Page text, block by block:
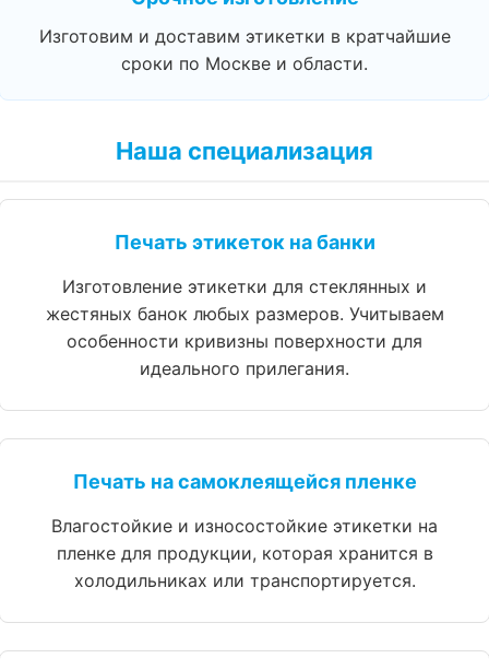
Изготовим и доставим этикетки в кратчайшие
сроки по Москве и области.
Наша специализация
Печать этикеток на банки
Изготовление этикетки для стеклянных и
жестяных банок любых размеров. Учитываем
особенности кривизны поверхности для
идеального прилегания.
Печать на самоклеящейся пленке
Влагостойкие и износостойкие этикетки на
пленке для продукции, которая хранится в
холодильниках или транспортируется.